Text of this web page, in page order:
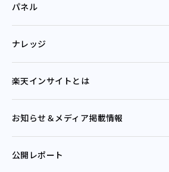
パネル
ナレッジ
楽天インサイトとは
お知らせ＆メディア掲載情報
公開レポート